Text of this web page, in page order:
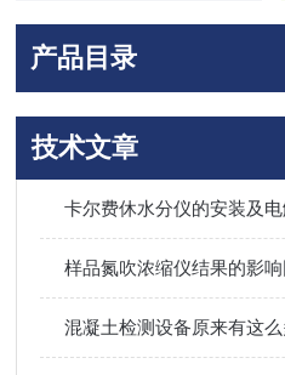
产品目录
技术文章
卡尔费休水分仪的安装及
样品氮吹浓缩仪结果的影
混凝土检测设备原来有这